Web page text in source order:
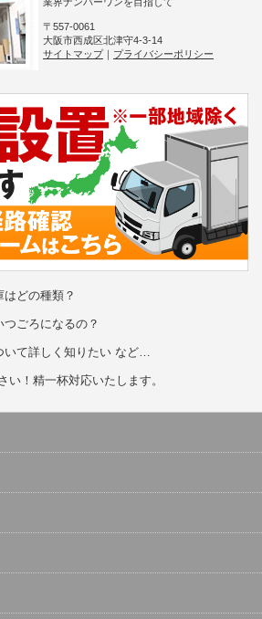
〒557-0061
大阪市西成区北津守4-3-14
サイトマップ｜ プライバシーポリシー
どの種類？
ごろになるの？
て詳しく知りたい など…
！精一杯対応いたします。